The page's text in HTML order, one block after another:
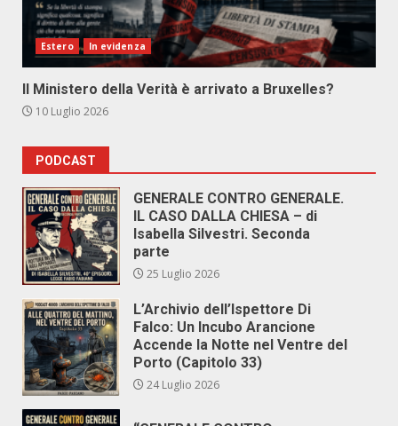
Estero In evidenza
Il Ministero della Verità è arrivato a Bruxelles?
10 Luglio 2026
PODCAST
GENERALE CONTRO GENERALE.
IL CASO DALLA CHIESA – di
Isabella Silvestri. Seconda
parte
25 Luglio 2026
L’Archivio dell’Ispettore Di
Falco: Un Incubo Arancione
Accende la Notte nel Ventre del
Porto (Capitolo 33)
24 Luglio 2026